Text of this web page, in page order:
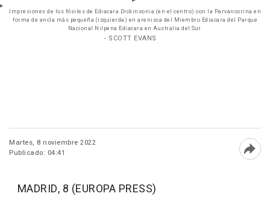
Impresiones de los fósiles de Ediacara Dickinsonia (en el centro) con la Parvancorina en
forma de ancla más pequeña (izquierda) en arenisca del Miembro Ediacara del Parque
Nacional Nilpena Ediacara en Australia del Sur.
- SCOTT EVANS
Martes, 8 noviembre 2022
Publicado: 04:41
MADRID, 8 (EUROPA PRESS)